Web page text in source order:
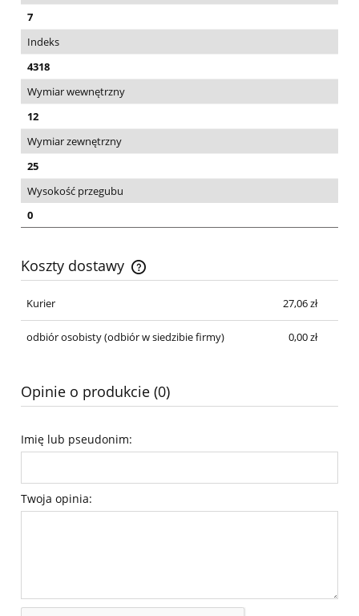
7
Indeks
4318
Wymiar wewnętrzny
12
Wymiar zewnętrzny
25
Wysokość przegubu
0
Koszty dostawy
Cena nie zawiera ewentualnych kosztów płatności
Kurier
27,06 zł
odbiór osobisty(odbiór w siedzibie firmy) 0,00 zł
Opinie o produkcie (0)
Imię lub pseudonim:
Twoja opinia: